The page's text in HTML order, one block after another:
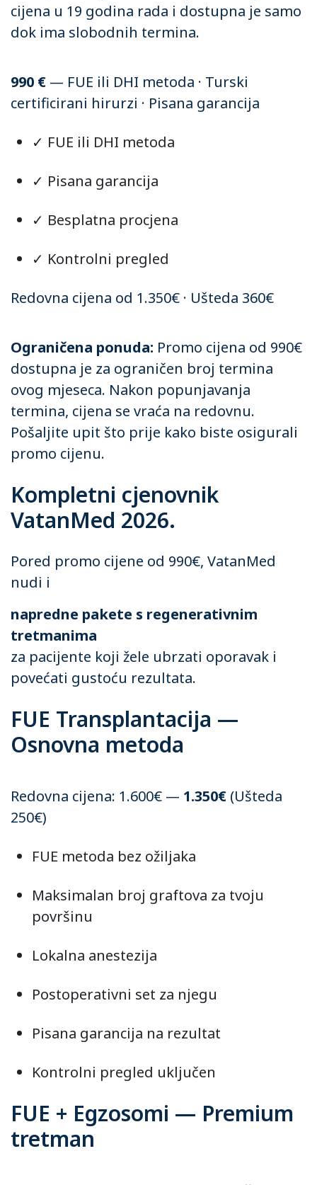
cijena u 19 godina rada i dostupna je samo
dok ima slobodnih termina.
990 € — FUE ili DHI metoda · Turski
certificirani hirurzi · Pisana garancija
✓ FUE ili DHI metoda
✓ Pisana garancija
✓ Besplatna procjena
✓ Kontrolni pregled
Redovna cijena od 1.350€ · Ušteda 360€
Ograničena ponuda: Promo cijena od 990€
dostupna je za ograničen broj termina
ovog mjeseca. Nakon popunjavanja
termina, cijena se vraća na redovnu.
Pošaljite upit što prije kako biste osigurali
promo cijenu.
Kompletni cjenovnik
VatanMed 2026.
Pored promo cijene od 990€, VatanMed
nudi i
napredne pakete s regenerativnim
tretmanima
za pacijente koji žele ubrzati oporavak i
povećati gustoću rezultata.
FUE Transplantacija —
Osnovna metoda
Redovna cijena: 1.600€ — 1.350€ (Ušteda
250€)
FUE metoda bez ožiljaka
Maksimalan broj graftova za tvoju
površinu
Lokalna anestezija
Postoperativni set za njegu
Pisana garancija na rezultat
Kontrolni pregled uključen
FUE + Egzosomi — Premium
tretman